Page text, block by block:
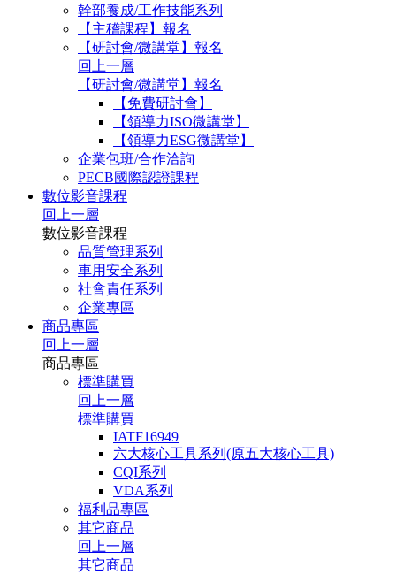
幹部養成/工作技能系列
【主稽課程】報名
【研討會/微講堂】報名
回上一層
【研討會/微講堂】報名
【免費研討會】
【領導力ISO微講堂】
【領導力ESG微講堂】
企業包班/合作洽詢
PECB國際認證課程
數位影音課程
回上一層
數位影音課程
品質管理系列
車用安全系列
社會責任系列
企業專區
商品專區
回上一層
商品專區
標準購買
回上一層
標準購買
IATF16949
六大核心工具系列(原五大核心工具)
CQI系列
VDA系列
福利品專區
其它商品
回上一層
其它商品